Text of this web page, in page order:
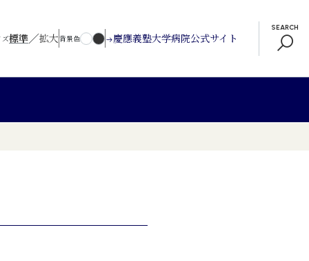
ズ標準／拡大背景色 慶應義塾大学病院公式サイト
SEARCH